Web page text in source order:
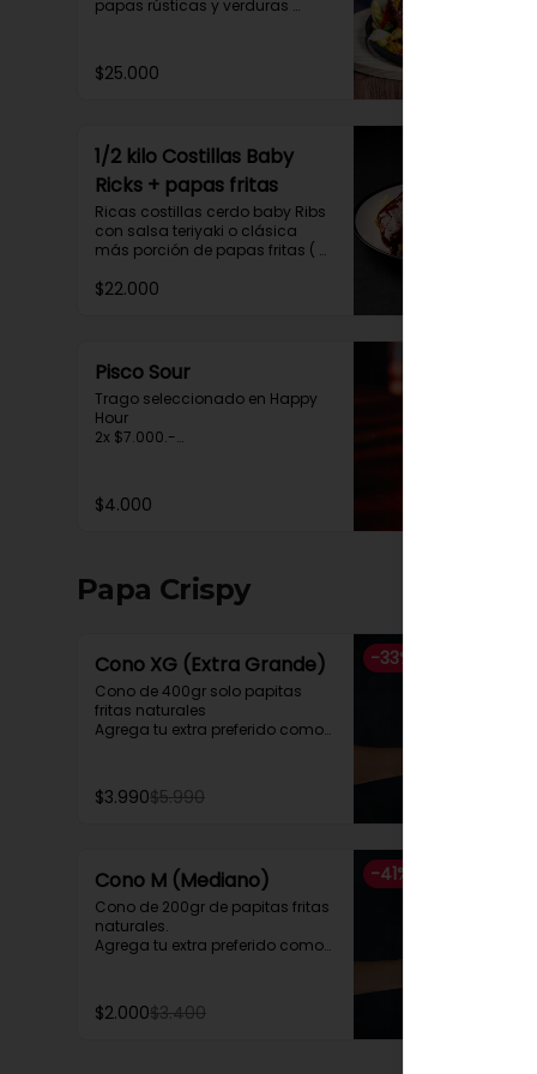
papas rústicas y verduras
aprox.
$25.000
1/2 kilo Costillas Baby
Ricks + papas fritas
Ricas costillas cerdo baby Ribs
con salsa teriyaki o clásica
más porción de papas fritas (
$22.000
Pisco Sour
Trago seleccionado en Happy
Hour
2x $7.000.-
$4.000
Papa Crispy
-33%
Cono XG (Extra Grande)
Cono de 400gr solo papitas
fritas naturales
Agrega tu extra preferido como
y mucho mas....
$3.990$5.990
-41%
Cono M (Mediano)
Cono de 200gr de papitas fritas
naturales.
Agrega tu extra preferido como
y mucho mas....
$2.000$3.400